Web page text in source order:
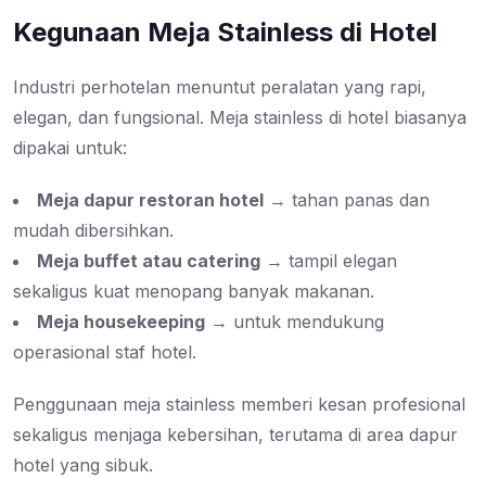
Kegunaan Meja Stainless di Hotel
Industri perhotelan menuntut peralatan yang rapi,
elegan, dan fungsional. Meja stainless di hotel biasanya
dipakai untuk:
Meja dapur restoran hotel → tahan panas dan
mudah dibersihkan.
Meja buffet atau catering → tampil elegan
sekaligus kuat menopang banyak makanan.
Meja housekeeping → untuk mendukung
operasional staf hotel.
Penggunaan meja stainless memberi kesan profesional
sekaligus menjaga kebersihan, terutama di area dapur
hotel yang sibuk.